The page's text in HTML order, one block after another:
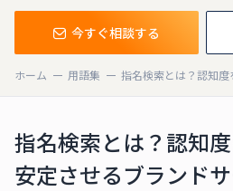
今すぐ相談する
ホーム 用語集 指名検索とは？認知度を高め
指名検索とは？認知
安定させるブランド